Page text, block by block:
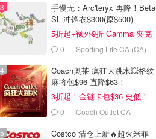
手慢无：Arc'teryx 再降！Beta
SL 冲锋衣$300(原$500)
5折起+额外9折 Gamma 夹克
$2380 Sporting Life CA (CA)
Coach奥莱 疯狂大跳水💥格纹
麻将包$96 直降$63！
3折起！金链卡包$36 史低！
0 Coach Outlet CA
Costco 清仓上新🔥超火米菲